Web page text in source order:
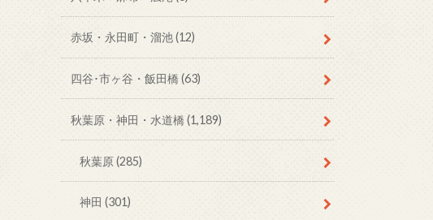
赤坂・永田町・溜池(12)
四谷･市ヶ谷・飯田橋 (63)
秋葉原・神田・水道橋 (1,189)
秋葉原(285)
神田(301)